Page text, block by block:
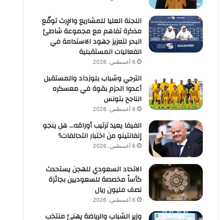
اللجنة العليا للمشاريع والإرث توقّع
مذكرة تفاهم مع مجموعة شاطئ
البحر لتعزيز جهود الاستدامة في
الفعاليات المستقبلية
6 أغسطس، 2026
الترجي وشباب بلوزداد والمستقبل
أعدوا الحزم بقوة في معسكره
الناجح بتونس
6 أغسطس، 2026
الفيفا يعيد ترتيب أوراقه… هل ينجو
إنفانتينو من اختبار التحالفات؟
6 أغسطس، 2026
الاتحاد السعودي للهجن يستحدث
كأساً مخصصة للسعوديين بجائزة
نصف مليون ريال
6 أغسطس، 2026
وزير الشباب والرياضة يهنئ منتخب